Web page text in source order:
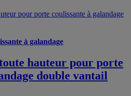
à galandage
hauteur pour porte
double vantail